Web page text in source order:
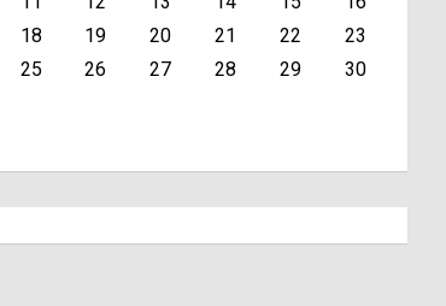
18 19 20 21 22
23
25 26 27 28 29
30